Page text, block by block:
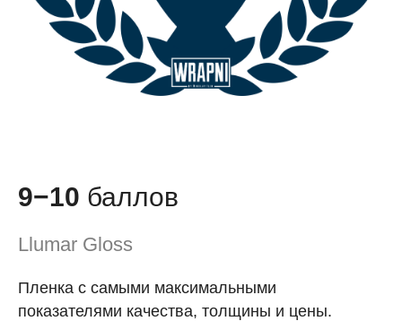
9−10 баллов
Llumar Gloss
Пленка с самыми максимальными
показателями качества, толщины и цены.